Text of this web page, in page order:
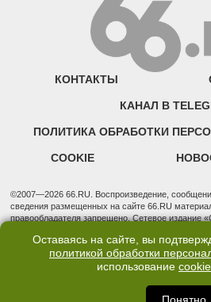
КОНТАКТЫ
КАНАЛ В
ПОЛИТИКА ОБРАБОТКИ
COOKIE
©2007—2026 66.RU. Воспроизведение,
сведения размещенных на сайте 66.RU
правообладателя запрещено. Сетевое издание
надзору в сфере связи, информационных
(Роскомнадзор). Регистрационный номер ЭЛ №
Учредитель: Общество с ограниченной
3, оф. 7015 Фактический адрес редакции и
Оставаясь на сайте, вы
политикой обработки
использование